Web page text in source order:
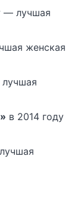
— лучшая
женская
в 2014 году